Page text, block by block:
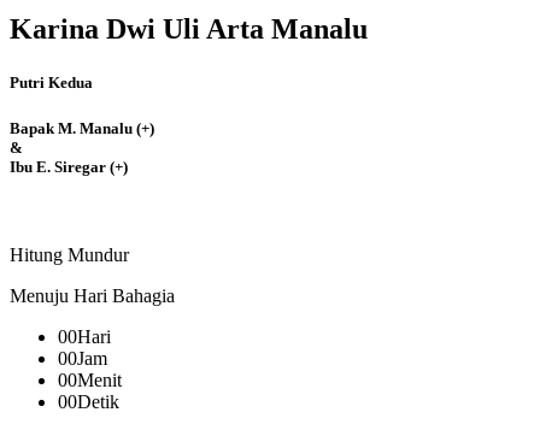
Karina Dwi Uli Arta Manalu
Putri Kedua
Bapak M. Manalu (+)
&
Ibu E. Siregar (+)
Hitung Mundur
Menuju Hari Bahagia
00Hari
00Jam
00Menit
00Detik